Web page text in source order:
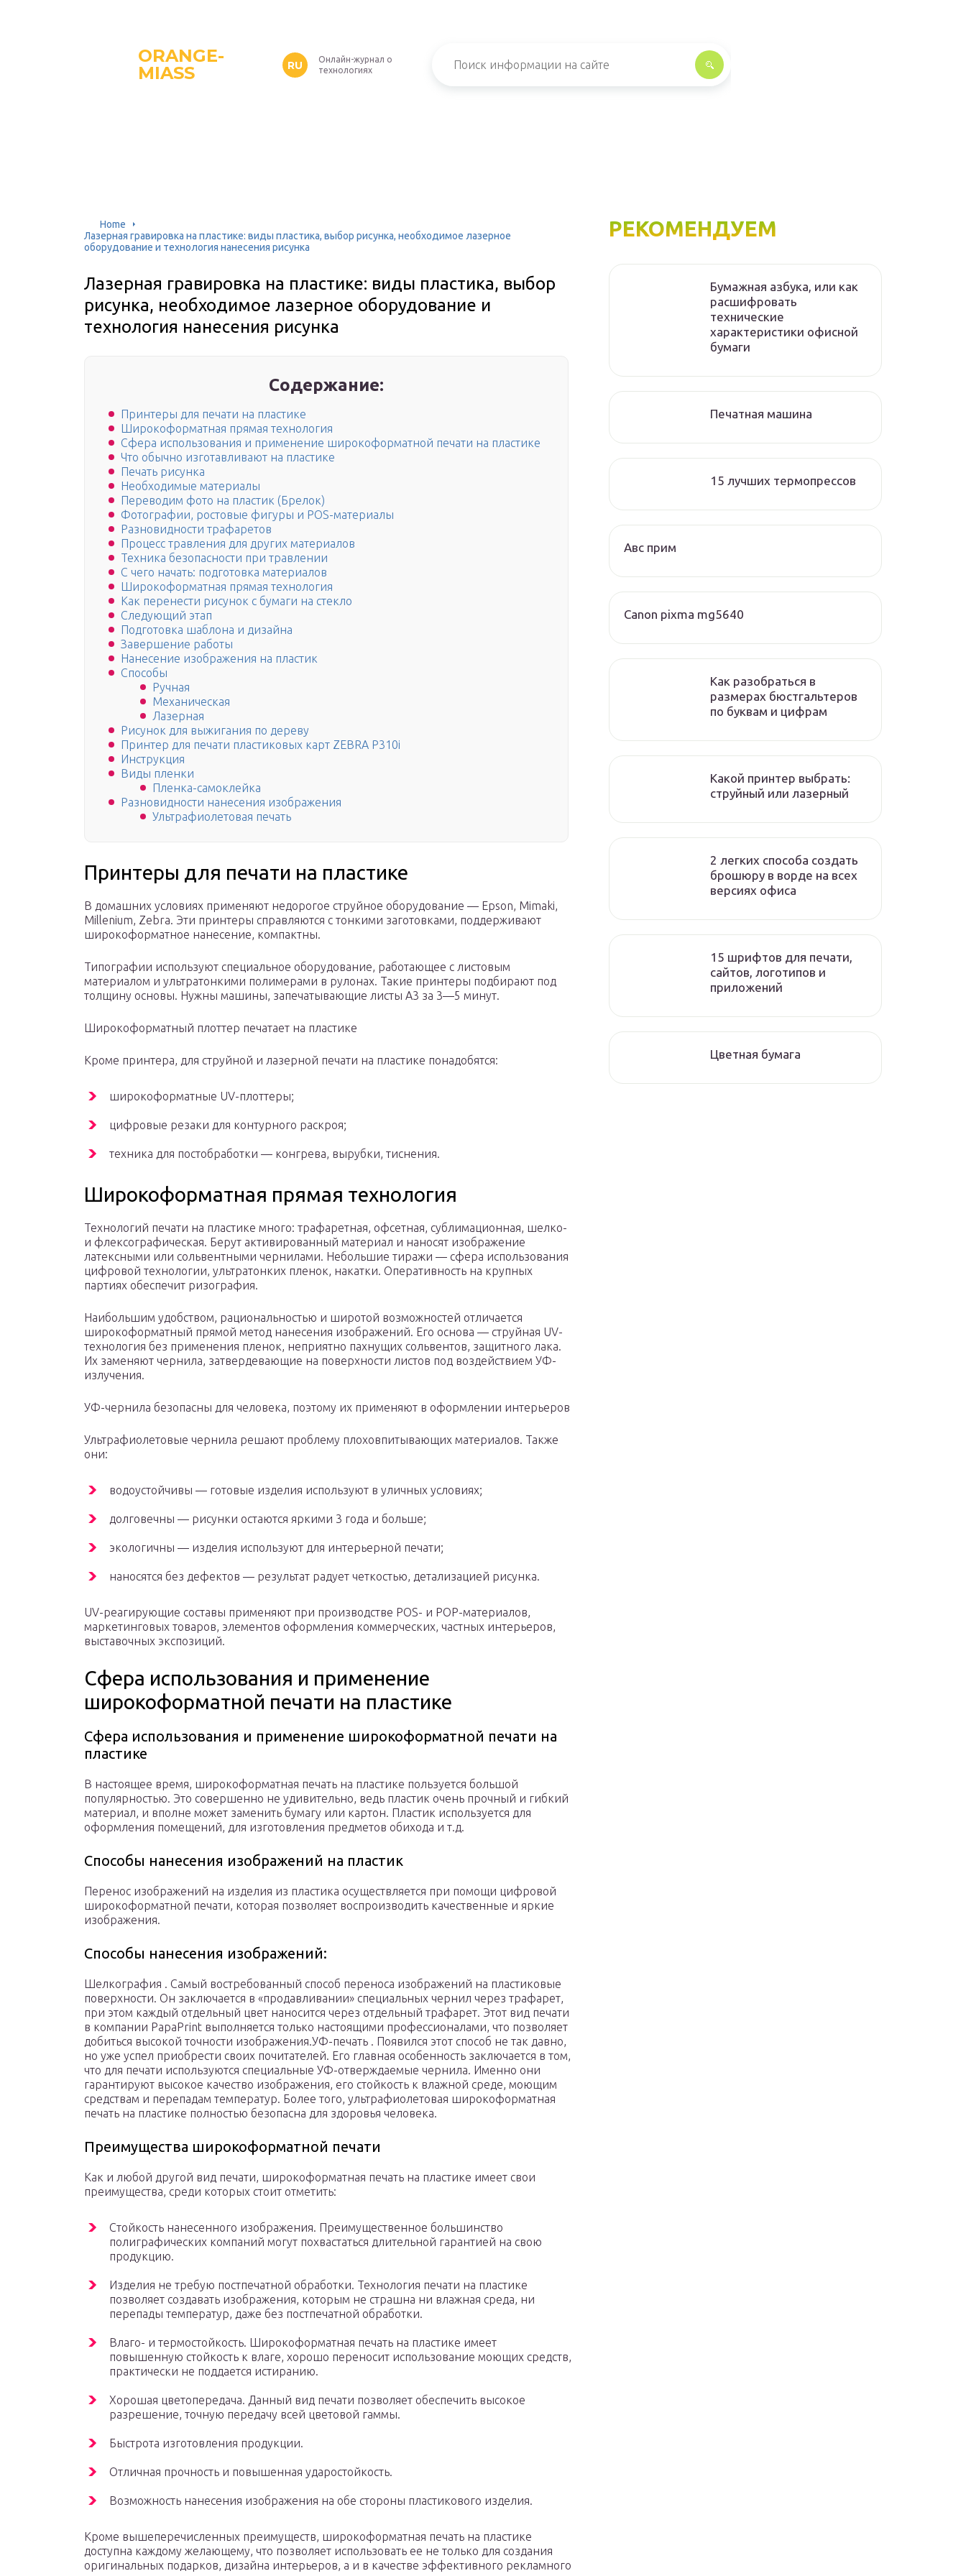
ORANGE-
MIASS
RU
Онлайн-журнал о
технологиях
Home
Лазерная гравировка на пластике: виды пластика, выбор рисунка, необходимое лазерное
оборудование и технология нанесения рисунка
Лазерная гравировка на пластике: виды пластика, выбор
рисунка, необходимое лазерное оборудование и
технология нанесения рисунка
Содержание:
Принтеры для печати на пластике
Широкоформатная прямая технология
Сфера использования и применение широкоформатной печати на пластике
Что обычно изготавливают на пластике
Печать рисунка
Необходимые материалы
Переводим фото на пластик (Брелок)
Фотографии, ростовые фигуры и POS-материалы
Разновидности трафаретов
Процесс травления для других материалов
Техника безопасности при травлении
С чего начать: подготовка материалов
Широкоформатная прямая технология
Как перенести рисунок с бумаги на стекло
Следующий этап
Подготовка шаблона и дизайна
Завершение работы
Нанесение изображения на пластик
Способы
Ручная
Механическая
Лазерная
Рисунок для выжигания по дереву
Принтер для печати пластиковых карт ZEBRA P310i
Инструкция
Виды пленки
Пленка-самоклейка
Разновидности нанесения изображения
Ультрафиолетовая печать
Принтеры для печати на пластике
В домашних условиях применяют недорогое струйное оборудование — Epson, Mimaki,
Millenium, Zebra. Эти принтеры справляются с тонкими заготовками, поддерживают
широкоформатное нанесение, компактны.
Типографии используют специальное оборудование, работающее с листовым
материалом и ультратонкими полимерами в рулонах. Такие принтеры подбирают под
толщину основы. Нужны машины, запечатывающие листы А3 за 3—5 минут.
Широкоформатный плоттер печатает на пластике
Кроме принтера, для струйной и лазерной печати на пластике понадобятся:
широкоформатные UV-плоттеры;
цифровые резаки для контурного раскроя;
техника для постобработки — конгрева, вырубки, тиснения.
Широкоформатная прямая технология
Технологий печати на пластике много: трафаретная, офсетная, сублимационная, шелко-
и флексографическая. Берут активированный материал и наносят изображение
латексными или сольвентными чернилами. Небольшие тиражи — сфера использования
цифровой технологии, ультратонких пленок, накатки. Оперативность на крупных
партиях обеспечит ризография.
Наибольшим удобством, рациональностью и широтой возможностей отличается
широкоформатный прямой метод нанесения изображений. Его основа — струйная UV-
технология без применения пленок, неприятно пахнущих сольвентов, защитного лака.
Их заменяют чернила, затвердевающие на поверхности листов под воздействием УФ-
излучения.
УФ-чернила безопасны для человека, поэтому их применяют в оформлении интерьеров
Ультрафиолетовые чернила решают проблему плоховпитывающих материалов. Также
они:
водоустойчивы — готовые изделия используют в уличных условиях;
долговечны — рисунки остаются яркими 3 года и больше;
экологичны — изделия используют для интерьерной печати;
наносятся без дефектов — результат радует четкостью, детализацией рисунка.
UV-реагирующие составы применяют при производстве POS- и POP-материалов,
маркетинговых товаров, элементов оформления коммерческих, частных интерьеров,
выставочных экспозиций.
Сфера использования и применение
широкоформатной печати на пластике
Сфера использования и применение широкоформатной печати на
пластике
В настоящее время, широкоформатная печать на пластике пользуется большой
популярностью. Это совершенно не удивительно, ведь пластик очень прочный и гибкий
материал, и вполне может заменить бумагу или картон. Пластик используется для
оформления помещений, для изготовления предметов обихода и т.д.
Способы нанесения изображений на пластик
Перенос изображений на изделия из пластика осуществляется при помощи цифровой
широкоформатной печати, которая позволяет воспроизводить качественные и яркие
изображения.
Способы нанесения изображений:
Шелкография . Самый востребованный способ переноса изображений на пластиковые
поверхности. Он заключается в «продавливании» специальных чернил через трафарет,
при этом каждый отдельный цвет наносится через отдельный трафарет. Этот вид печати
в компании PapaPrint выполняется только настоящими профессионалами, что позволяет
добиться высокой точности изображения.УФ-печать . Появился этот способ не так давно,
но уже успел приобрести своих почитателей. Его главная особенность заключается в том,
что для печати используются специальные УФ-отверждаемые чернила. Именно они
гарантируют высокое качество изображения, его стойкость к влажной среде, моющим
средствам и перепадам температур. Более того, ультрафиолетовая широкоформатная
печать на пластике полностью безопасна для здоровья человека.
Преимущества широкоформатной печати
Как и любой другой вид печати, широкоформатная печать на пластике имеет свои
преимущества, среди которых стоит отметить:
Стойкость нанесенного изображения. Преимущественное большинство
полиграфических компаний могут похвастаться длительной гарантией на свою
продукцию.
Изделия не требую постпечатной обработки. Технология печати на пластике
позволяет создавать изображения, которым не страшна ни влажная среда, ни
перепады температур, даже без постпечатной обработки.
Влаго- и термостойкость. Широкоформатная печать на пластике имеет
повышенную стойкость к влаге, хорошо переносит использование моющих средств,
практически не поддается истиранию.
Хорошая цветопередача. Данный вид печати позволяет обеспечить высокое
разрешение, точную передачу всей цветовой гаммы.
Быстрота изготовления продукции.
Отличная прочность и повышенная ударостойкость.
Возможность нанесения изображения на обе стороны пластикового изделия.
Кроме вышеперечисленных преимуществ, широкоформатная печать на пластике
доступна каждому желающему, что позволяет использовать ее не только для создания
оригинальных подарков, дизайна интерьеров, а и в качестве эффективного рекламного
РЕКОМЕНДУЕМ
Бумажная азбука, или как
расшифровать
технические
характеристики офисной
бумаги
Печатная машина
15 лучших термопрессов
Авс прим
Canon pixma mg5640
Как разобраться в
размерах бюстгальтеров
по буквам и цифрам
Какой принтер выбрать:
струйный или лазерный
2 легких способа создать
брошюру в ворде на всех
версиях офиса
15 шрифтов для печати,
сайтов, логотипов и
приложений
Цветная бумага